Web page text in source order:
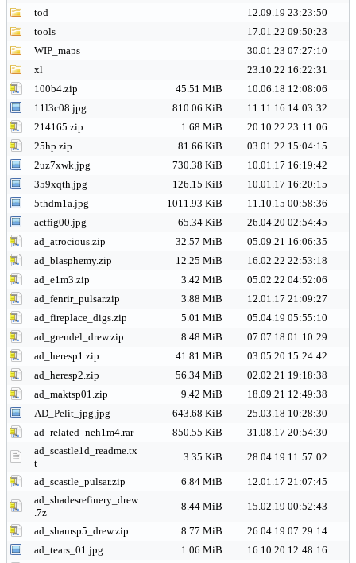
tod
12.09.19 23:23:50
tools
17.01.22 09:50:23
WIP_maps
30.01.23 07:27:10
xl
23.10.22 16:22:31
100b4.zip
45.51 MiB
10.06.18 12:08:06
11l3c08.jpg
810.06 KiB
11.11.16 14:03:32
214165.zip
1.68 MiB
20.10.22 23:11:06
25hp.zip
81.66 KiB
03.01.22 15:04:15
2uz7xwk.jpg
730.38 KiB
10.01.17 16:19:42
359xqth.jpg
126.15 KiB
10.01.17 16:20:15
5thdm1a.jpg
1011.93 KiB
11.10.15 00:58:36
actfig00.jpg
65.34 KiB
26.04.20 02:54:45
ad_atrocious.zip
32.57 MiB
05.09.21 16:06:35
ad_blasphemy.zip
12.25 MiB
16.02.22 22:53:18
ad_e1m3.zip
3.42 MiB
05.02.22 04:52:06
ad_fenrir_pulsar.zip
3.88 MiB
12.01.17 21:09:27
ad_fireplace_digs.zip
5.01 MiB
05.04.19 05:55:10
ad_grendel_drew.zip
8.48 MiB
07.07.18 01:10:29
ad_heresp1.zip
41.81 MiB
03.05.20 15:24:42
ad_heresp2.zip
56.34 MiB
02.02.21 19:18:38
ad_maktsp01.zip
9.42 MiB
18.09.21 12:49:38
AD_Pelit_jpg.jpg
643.68 KiB
25.03.18 10:28:30
ad_related_neh1m4.rar
850.55 KiB
31.08.17 20:54:30
ad_scastle1d_readme.tx
t
3.35 KiB 28.04.19 11:57:02
ad_scastle_pulsar.zip 6.84 MiB
12.01.17 21:07:45
ad_shadesrefinery_drew
.7z
8.44 MiB 15.02.19 00:52:43
ad_shamsp5_drew.zip 8.77 MiB
26.04.19 07:29:14
ad_tears_01.jpg
1.06 MiB
16.10.20 12:48:16